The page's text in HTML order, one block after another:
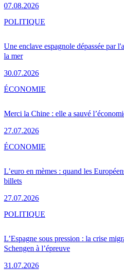
07.08.2026
Une enclave espagnole dépassée par
la mer
30.07.2026
POLITIQUE
Merci la Chine : elle a sauvé
27.07.2026
ÉCONOMIE
L’euro en mèmes : quand les
billets
27.07.2026
ÉCONOMIE
L’Espagne sous pression : la crise
Schengen à l’épreuve
31.07.2026
POLITIQUE